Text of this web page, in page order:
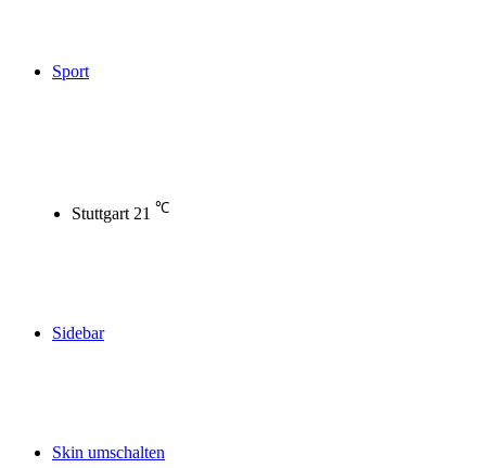
Sport
Stuttgart 21 ℃
Sidebar
Skin umschalten